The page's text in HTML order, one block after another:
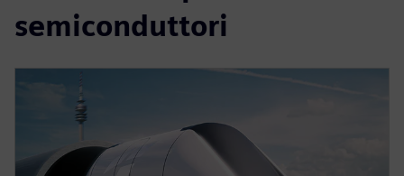
semiconduttori